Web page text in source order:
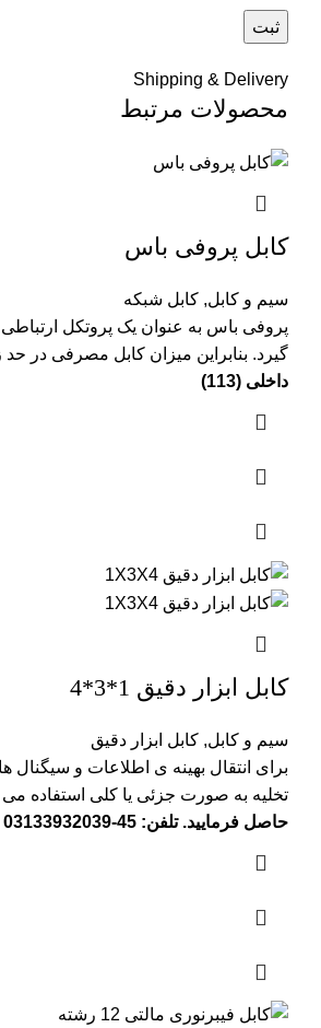
Shipping & Delivery
محصولات مرتبط
کابل پروفی باس
سیم و کابل, کابل شبکه
گیرد. بنابراین میزان کابل مصرفی در
داخلی (113)
کابل ابزار دقیق 1*3*4
سیم و کابل, کابل ابزار دقیق
برای انتقال بهینه ی اطلاعات و سیگنال
تخلیه به صورت جزئی یا کلی استفاده
حاصل فرمایید. تلفن: 45-03133932039 داخلی (113)